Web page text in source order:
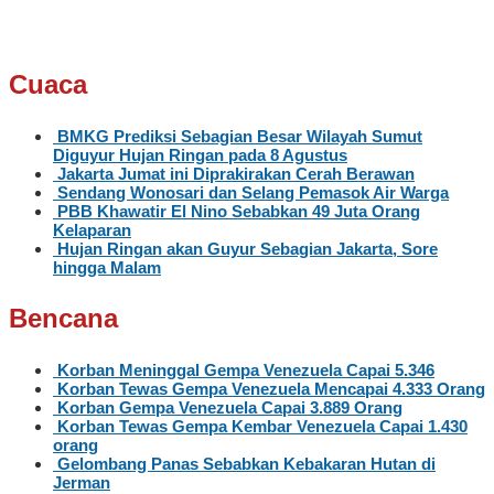
Cuaca
BMKG Prediksi Sebagian Besar Wilayah Sumut
Diguyur Hujan Ringan pada 8 Agustus
Jakarta Jumat ini Diprakirakan Cerah Berawan
Sendang Wonosari dan Selang Pemasok Air Warga
PBB Khawatir El Nino Sebabkan 49 Juta Orang
Kelaparan
Hujan Ringan akan Guyur Sebagian Jakarta, Sore
hingga Malam
Bencana
Korban Meninggal Gempa Venezuela Capai 5.346
Korban Tewas Gempa Venezuela Mencapai 4.333 Orang
Korban Gempa Venezuela Capai 3.889 Orang
Korban Tewas Gempa Kembar Venezuela Capai 1.430
orang
Gelombang Panas Sebabkan Kebakaran Hutan di
Jerman